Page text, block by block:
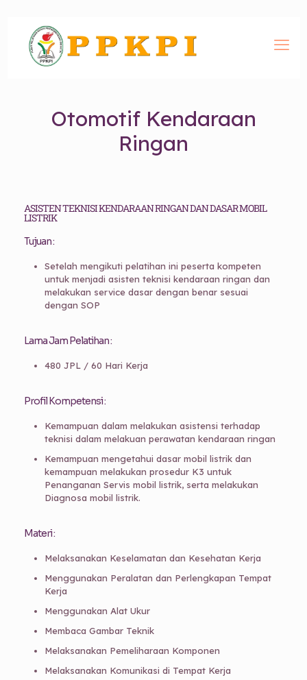
Otomotif Kendaraan
Ringan
ASISTEN TEKNISI KENDARAAN RINGAN DAN DASAR MOBIL
LISTRIK
Tujuan :
Setelah mengikuti pelatihan ini peserta kompeten
untuk menjadi asisten teknisi kendaraan ringan dan
melakukan service dasar dengan benar sesuai
dengan SOP
Lama Jam Pelatihan :
480 JPL / 60 Hari Kerja
Profil Kompetensi :
Kemampuan dalam melakukan asistensi terhadap
teknisi dalam melakuan perawatan kendaraan ringan
Kemampuan mengetahui dasar mobil listrik dan
kemampuan melakukan prosedur K3 untuk
Penanganan Servis mobil listrik, serta melakukan
Diagnosa mobil listrik.
Materi :
Melaksanakan Keselamatan dan Kesehatan Kerja
Menggunakan Peralatan dan Perlengkapan Tempat
Kerja
Menggunakan Alat Ukur
Membaca Gambar Teknik
Melaksanakan Pemeliharaan Komponen
Melaksanakan Komunikasi di Tempat Kerja